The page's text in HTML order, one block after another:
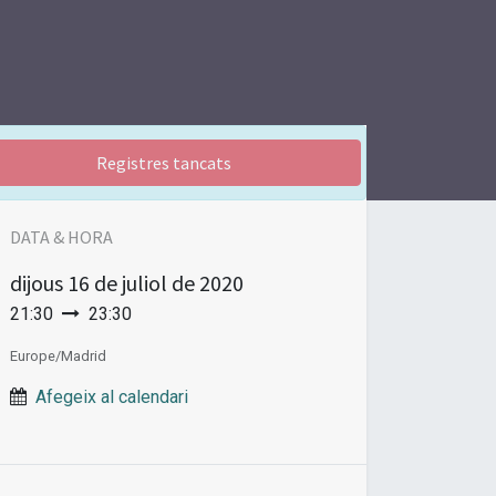
Registres tancats
DATA & HORA
dijous 16 de juliol de 2020
21:30 23:30
Europe/Madrid
Afegeix al calendari